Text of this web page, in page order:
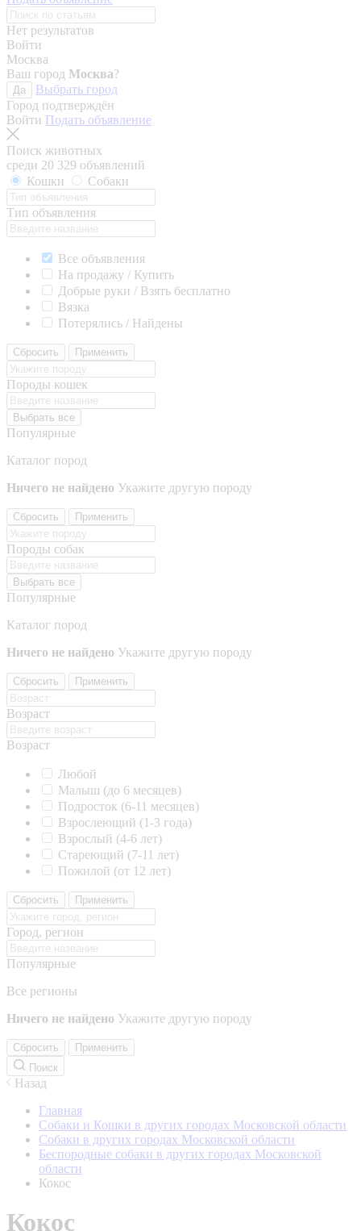
Нет результатов
Войти
Москва
Ваш город Москва?
Да
Выбрать город
Город подтверждён
Войти Подать объявление
Поиск животных
среди 20 329 объявлений
Кошки
Собаки
Тип объявления
Все объявления
На продажу / Купить
Добрые руки / Взять бесплатно
Вязка
Потерялись / Найдены
Сбросить Применить
Породы кошек
Выбрать все
Популярные
Каталог пород
Ничего не найдено Укажите другую породу
Сбросить Применить
Породы собак
Выбрать все
Популярные
Каталог пород
Ничего не найдено Укажите другую породу
Сбросить Применить
Возраст
Возраст
Любой
Малыш (до 6 месяцев)
Подросток (6-11 месяцев)
Взрослеющий (1-3 года)
Взрослый (4-6 лет)
Стареющий (7-11 лет)
Пожилой (от 12 лет)
Сбросить Применить
Город, регион
Популярные
Все регионы
Ничего не найдено Укажите другую породу
Сбросить
Применить
Поиск
Назад
Главная
Собаки и Кошки в других городах Московской области
Собаки в других городах Московской области
Беспородные собаки в других городах Московской
области
Кокос
Кокос